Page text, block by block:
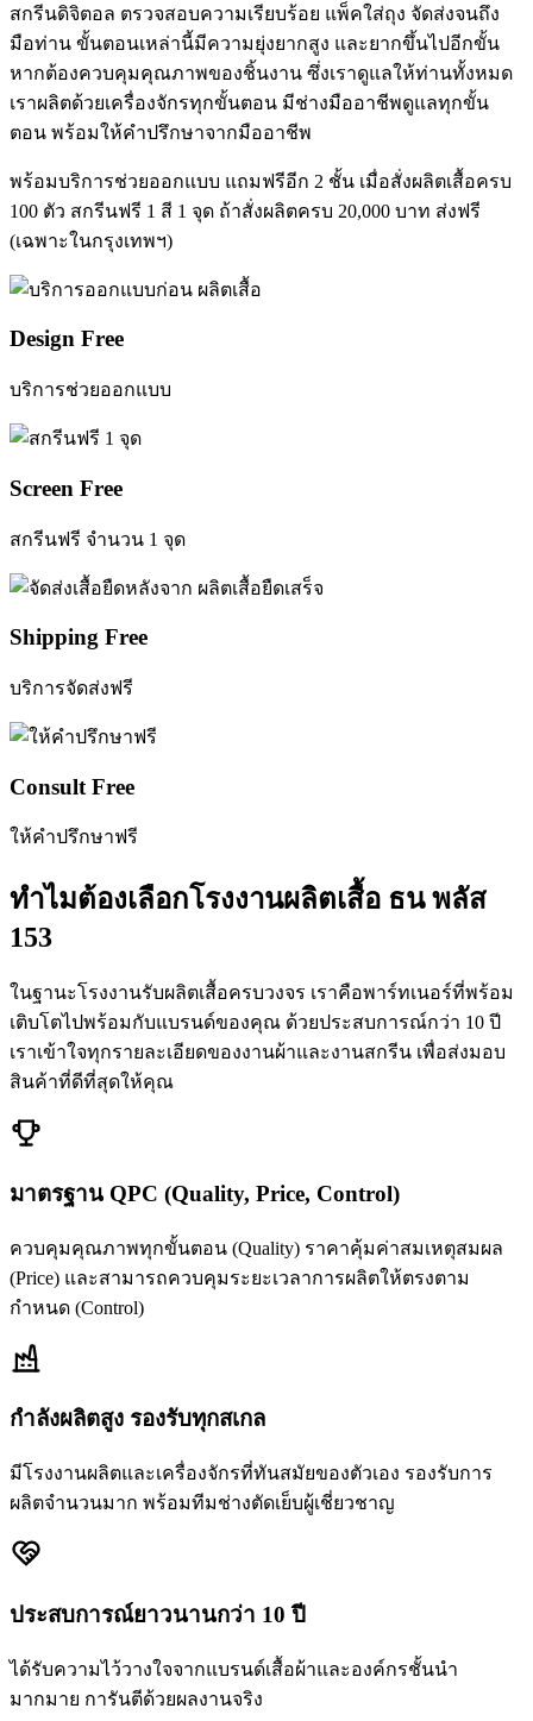
สกรีนดิจิตอล ตรวจสอบความเรียบร้อย แพ็คใส่ถุง จัดส่งจนถึง
มือท่าน ขั้นตอนเหล่านี้มีความยุ่งยากสูง และยากขึ้นไปอีกขั้น
หากต้องควบคุมคุณภาพของชิ้นงาน ซึ่งเราดูแลให้ท่านทั้งหมด
เราผลิตด้วยเครื่องจักรทุกขั้นตอน มีช่างมืออาชีพดูแลทุกขั้น
ตอน พร้อมให้คำปรึกษาจากมืออาชีพ
พร้อมบริการช่วยออกแบบ แถมฟรีอีก 2 ชั้น เมื่อสั่งผลิตเสื้อครบ
100 ตัว สกรีนฟรี 1 สี 1 จุด ถ้าสั่งผลิตครบ 20,000 บาท ส่งฟรี
(เฉพาะในกรุงเทพฯ)
Design Free
บริการช่วยออกแบบ
Screen Free
สกรีนฟรี จำนวน 1 จุด
Shipping Free
บริการจัดส่งฟรี
Consult Free
ให้คำปรึกษาฟรี
ทำไมต้องเลือกโรงงานผลิตเสื้อ ธน พลัส
153
ในฐานะโรงงานรับผลิตเสื้อครบวงจร เราคือพาร์ทเนอร์ที่พร้อม
เติบโตไปพร้อมกับแบรนด์ของคุณ ด้วยประสบการณ์กว่า 10 ปี
เราเข้าใจทุกรายละเอียดของงานผ้าและงานสกรีน เพื่อส่งมอบ
สินค้าที่ดีที่สุดให้คุณ
มาตรฐาน QPC (Quality, Price, Control)
ควบคุมคุณภาพทุกขั้นตอน (Quality) ราคาคุ้มค่าสมเหตุสมผล
(Price) และสามารถควบคุมระยะเวลาการผลิตให้ตรงตาม
กำหนด (Control)
กำลังผลิตสูง รองรับทุกสเกล
มีโรงงานผลิตและเครื่องจักรที่ทันสมัยของตัวเอง รองรับการ
ผลิตจำนวนมาก พร้อมทีมช่างตัดเย็บผู้เชี่ยวชาญ
ประสบการณ์ยาวนานกว่า 10 ปี
ได้รับความไว้วางใจจากแบรนด์เสื้อผ้าและองค์กรชั้นนำ
มากมาย การันตีด้วยผลงานจริง